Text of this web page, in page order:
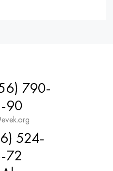
790-
90
524-
72